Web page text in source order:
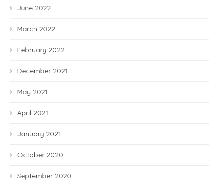
June 2022
March 2022
February 2022
December 2021
May 2021
April 2021
January 2021
October 2020
September 2020